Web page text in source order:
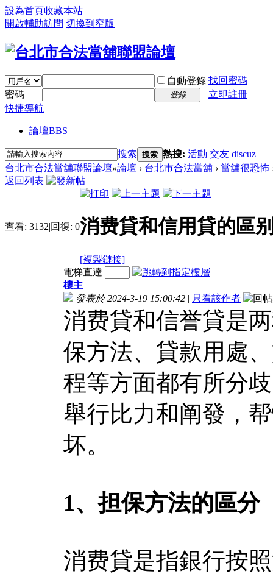
設為首頁收藏本站
開啟輔助訪問 切換到窄版
自動登錄 找回密碼
密碼
登錄
立即註冊
快捷導航
論壇BBS
搜索 搜索 熱搜: 活動 交友 discuz
台北市合法當舖聯盟論壇»論壇 › 台北市合法當舖 › 當舖很恐怖
返回列表
查看: 3132|回復: 0消费貸和信用貸的區
[複製鏈接]
電梯直達
樓主
發表於 2024-3-19 15:00:42 | 只看該作者
消费貸和信誉貸是
保方法、貸款用處
程等方面都有所分
舉行比力和阐發，
坏。
1、担保方法的區分
消费貸是指銀行按